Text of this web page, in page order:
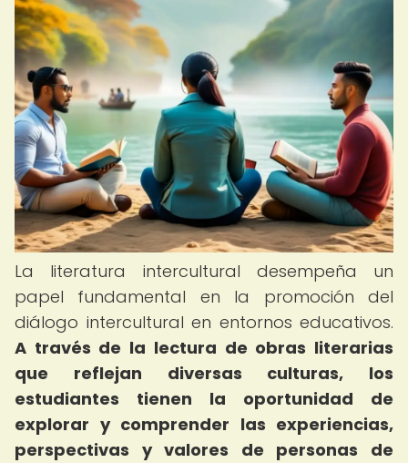
La literatura intercultural desempeña un
papel fundamental en la promoción del
diálogo intercultural en entornos educativos.
A través de la lectura de obras literarias
que reflejan diversas culturas, los
estudiantes tienen la oportunidad de
explorar y comprender las experiencias,
perspectivas y valores de personas de